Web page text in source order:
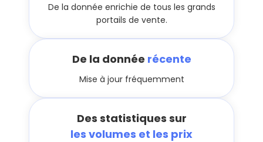
De la donnée enrichie de tous les grands
portails de vente.
De la donnée récente
Mise à jour fréquemment
Des statistiques sur
les volumes et les prix